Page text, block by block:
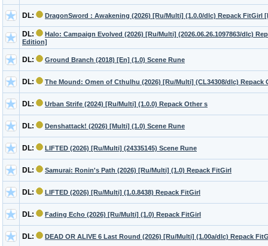
DL: DragonSword : Awakening (2026) [Ru/Multi] (1.0.0/dlc) Repack FitGirl
DL:
Halo: Campaign Evolved (2026) [Ru/Multi] (2026.06.26.1097863/dlc)
Edition]
DL: Ground Branch (2018) [En] (1.0) Scene Rune
DL: The Mound: Omen of Cthulhu (2026) [Ru/Multi] (CL34308/dlc) Repack
DL: Urban Strife (2024) [Ru/Multi] (1.0.0) Repack Other s
DL: Denshattack! (2026) [Multi] (1.0) Scene Rune
DL: LIFTED (2026) [Ru/Multi] (24335145) Scene Rune
DL: Samurai: Ronin's Path (2026) [Ru/Multi] (1.0) Repack FitGirl
DL: LIFTED (2026) [Ru/Multi] (1.0.8438) Repack FitGirl
DL: Fading Echo (2026) [Ru/Multi] (1.0) Repack FitGirl
DL: DEAD OR ALIVE 6 Last Round (2026) [Ru/Multi] (1.00a/dlc) Repack